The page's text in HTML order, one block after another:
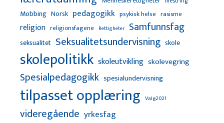
Mobbing Norsk pedagogikk psykisk helse rasisme
religion religionsfagene Rettigheter Samfunnsfag
seksualitet Seksualitetsundervisning skole
skolepolitikk skoleutvikling skolevegring
Spesialpedagogikk spesialundervisning
tilpasset opplæring Valg2021
videregående yrkesfag